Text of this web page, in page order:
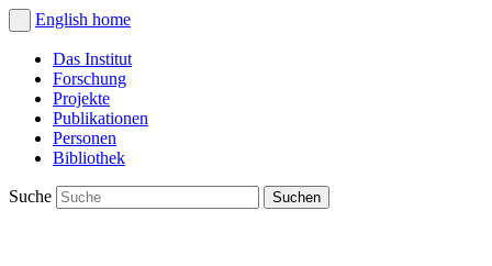
English home
Das Institut
Forschung
Projekte
Publikationen
Personen
Bibliothek
Suche